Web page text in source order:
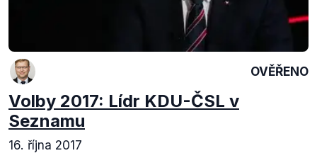
OVĚŘENO
Volby 2017: Lídr KDU-ČSL v
Seznamu
16. října 2017